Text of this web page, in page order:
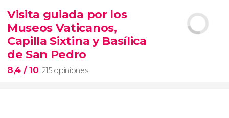
entrada al SUMMIT de Nueva York
miradores más icónicos de Manhattan
evitar las colas
opción VIP
Visita guiada por los
Museos Vaticanos,
Capilla Sixtina y Basílica
de San Pedro
8,4 / 10 215 opiniones